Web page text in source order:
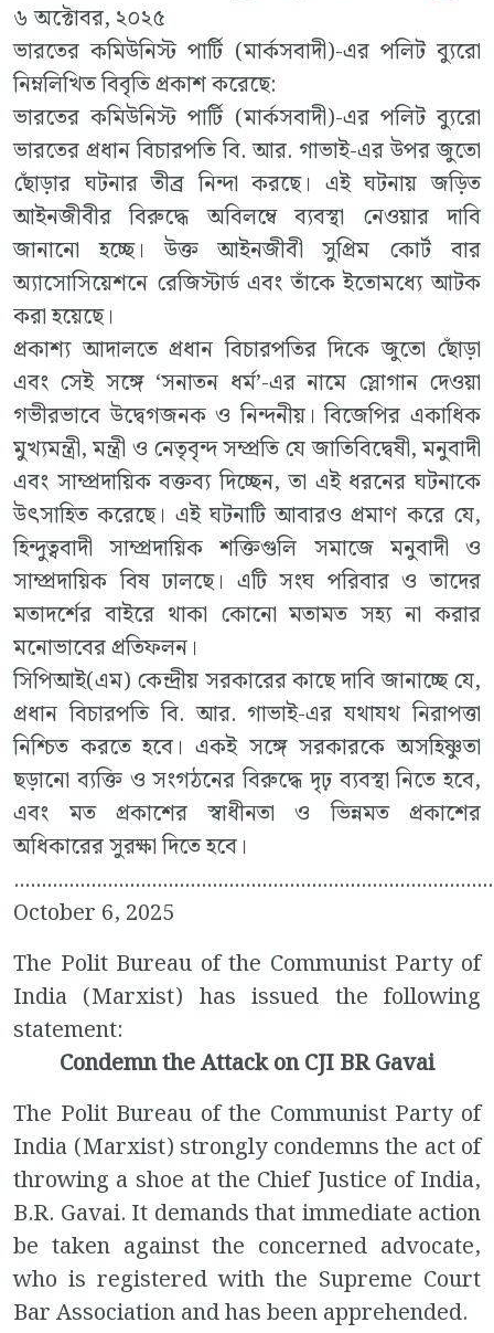
৬ অক্টোবর, ২০২৫
ভারতের কমিউনিস্ট পার্টি (মার্কসবাদী)-এর পলিট ব্যুরো
নিম্নলিখিত বিবৃতি প্রকাশ করেছে:
ভারতের কমিউনিস্ট পার্টি (মার্কসবাদী)-এর পলিট ব্যুরো
ভারতের প্রধান বিচারপতি বি. আর. গাভাই-এর উপর জুতো
ছোঁড়ার ঘটনার তীব্র নিন্দা করছে। এই ঘটনায় জড়িত
আইনজীবীর বিরুদ্ধে অবিলম্বে ব্যবস্থা নেওয়ার দাবি
জানানো হচ্ছে। উক্ত আইনজীবী সুপ্রিম কোর্ট বার
অ্যাসোসিয়েশনে রেজিস্টার্ড এবং তাঁকে ইতোমধ্যে আটক
করা হয়েছে।
প্রকাশ্য আদালতে প্রধান বিচারপতির দিকে জুতো ছোঁড়া
এবং সেই সঙ্গে ‘সনাতন ধর্ম’-এর নামে স্লোগান দেওয়া
গভীরভাবে উদ্বেগজনক ও নিন্দনীয়। বিজেপির একাধিক
মুখ্যমন্ত্রী, মন্ত্রী ও নেতৃবৃন্দ সম্প্রতি যে জাতিবিদ্বেষী, মনুবাদী
এবং সাম্প্রদায়িক বক্তব্য দিচ্ছেন, তা এই ধরনের ঘটনাকে
উৎসাহিত করেছে। এই ঘটনাটি আবারও প্রমাণ করে যে,
হিন্দুত্ববাদী সাম্প্রদায়িক শক্তিগুলি সমাজে মনুবাদী ও
সাম্প্রদায়িক বিষ ঢালছে। এটি সংঘ পরিবার ও তাদের
মতাদর্শের বাইরে থাকা কোনো মতামত সহ্য না করার
মনোভাবের প্রতিফলন।
সিপিআই(এম) কেন্দ্রীয় সরকারের কাছে দাবি জানাচ্ছে যে,
প্রধান বিচারপতি বি. আর. গাভাই-এর যথাযথ নিরাপত্তা
নিশ্চিত করতে হবে। একই সঙ্গে সরকারকে অসহিষ্ণুতা
ছড়ানো ব্যক্তি ও সংগঠনের বিরুদ্ধে দৃঢ় ব্যবস্থা নিতে হবে,
এবং মত প্রকাশের স্বাধীনতা ও ভিন্নমত প্রকাশের
অধিকারের সুরক্ষা দিতে হবে।
October 6, 2025
The Polit Bureau of the Communist Party of
India (Marxist) has issued the following
statement:
Condemn the Attack on CJI BR Gavai
The Polit Bureau of the Communist Party of
India (Marxist) strongly condemns the act of
throwing a shoe at the Chief Justice of India,
B.R. Gavai. It demands that immediate action
be taken against the concerned advocate,
who is registered with the Supreme Court
Bar Association and has been apprehended.